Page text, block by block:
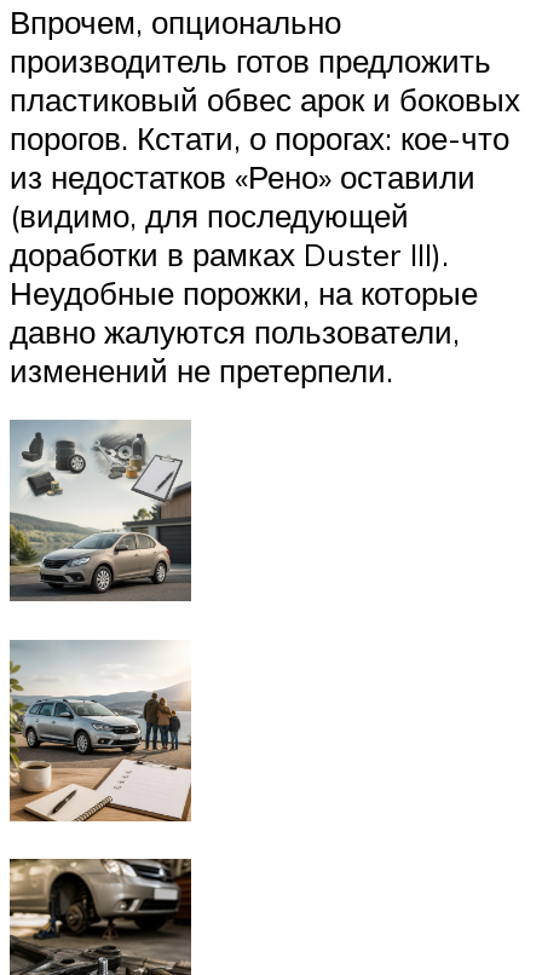
Впрочем, опционально
производитель готов предложить
пластиковый обвес арок и боковых
порогов. Кстати, о порогах: кое-что
из недостатков «Рено» оставили
(видимо, для последующей
доработки в рамках Duster III).
Неудобные порожки, на которые
давно жалуются пользователи,
изменений не претерпели.